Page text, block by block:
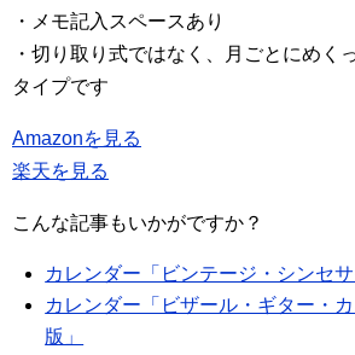
・メモ記入スペースあり
・切り取り式ではなく、月ごとにめく
タイプです
Amazonを見る
楽天を見る
こんな記事もいかがですか？
カレンダー「ビンテージ・シンセサ
カレンダー「ビザール・ギター・
版」